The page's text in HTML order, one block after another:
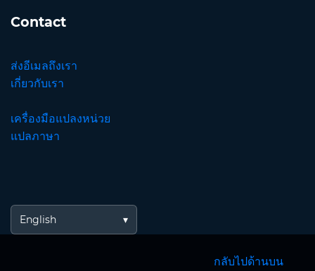
Contact
ส่งอีเมลถึงเรา
เกี่ยวกับเรา
เครื่องมือแปลงหน่วย
แปลภาษา
English
กลับไปด้านบน